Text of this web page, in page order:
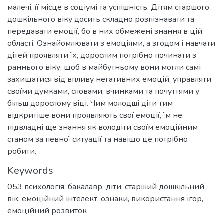
малечі, її місце в соціумі та успішність. Дітям старшого
дошкільного віку досить складно розпізнавати та
передавати емоції, бо в них обмежені знання в цій
області. Ознайомлювати з емоціями, а згодом і навчати
дітей проявляти їх, дорослим потрібно починати з
раннього віку, щоб в майбутньому вони могли самі
захищатися від впливу негативних емоцій, управляти
своїми думками, словами, вчинками та почуттями у
більш дорослому віці. Чим молодші діти тим
відкритіше вони проявляють свої емоції, їм не
підвладні ще знання як володіти своїм емоційним
станом за певної ситуації та навіщо це потрібно
робити.
Keywords
053 психологія, бакалавр, діти, старший дошкільний
вік, емоційний інтелект, ознаки, використання ігор,
емоційний розвиток